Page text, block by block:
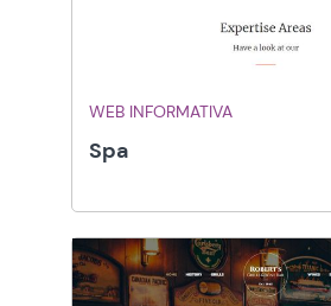
WEB INFORMATIVA
Spa